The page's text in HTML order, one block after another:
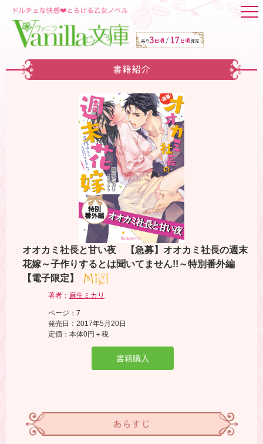
書籍紹介
オオカミ社長と甘い夜 【急募】オオカミ社長の週末
花嫁～子作りするとは聞いてません!!～特別番外編
【電子限定】
著者： 麻生ミカリ
ページ：7
発売日：2017年5月20日
定価：本体0円＋税
書籍購入
あらすじ